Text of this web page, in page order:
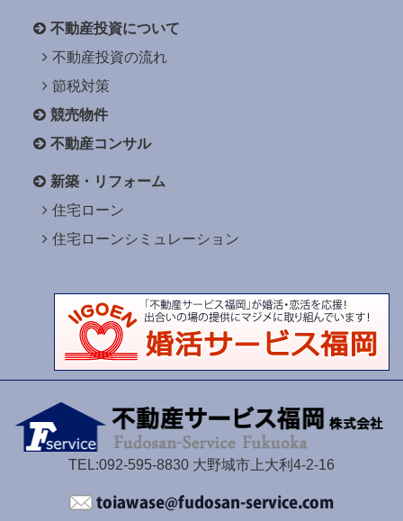
不動産投資について
不動産投資の流れ
節税対策
競売物件
不動産コンサル
新築・リフォーム
住宅ローン
住宅ローンシミュレーション
TEL:092-595-8830 大野城市上大利4-2-16